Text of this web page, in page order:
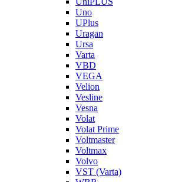
Uno
UPlus
Uragan
Ursa
Varta
VBD
VEGA
Velion
Vesline
Vesna
Volat
Volat Prime
Voltmaster
Voltmax
Volvo
VST (Varta)